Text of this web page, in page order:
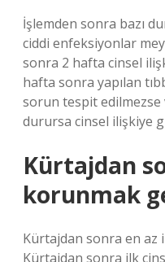
İşlemden sonra bazı
ciddi enfeksiyonlar
sonra 2 hafta cinsel
hafta sonra yapılan
sorun tespit edilmezse
durursa cinsel ilişkiye
Kürtajdan
korunmak
Kürtajdan sonra en az
Kürtajdan sonra ilk